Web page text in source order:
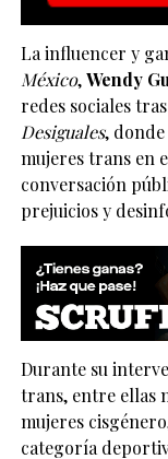
La influencer y
México,Wendy
redes sociales
Desiguales,
mujeres trans en
conversación
prejuicios y
Durante su
trans, entre ellas
mujeres
categoría